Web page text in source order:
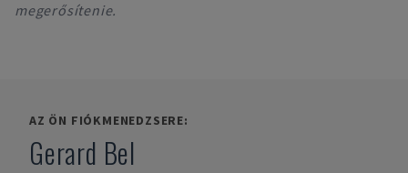
megerősítenie.
AZ ÖN FIÓKMENEDZSERE:
Gerard Bel